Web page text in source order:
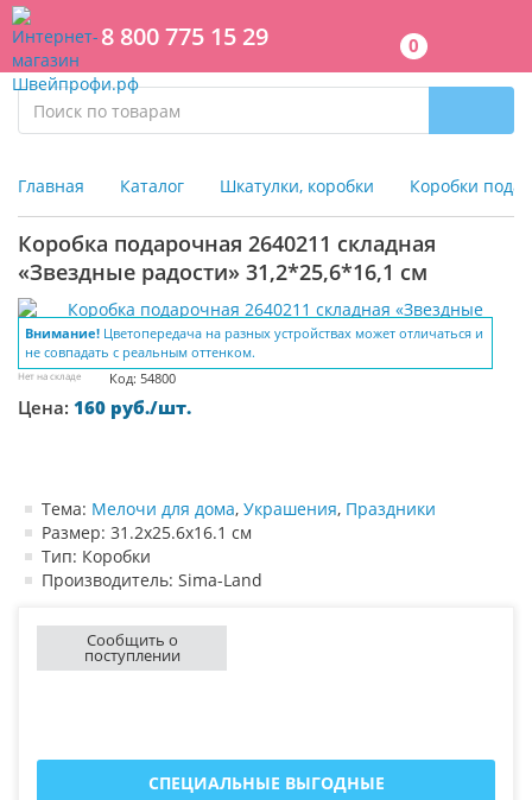
8 800 775 15 29 0
Главная Каталог Шкатулки, коробки Коробки
Коробка подарочная 2640211 складная
«Звездные радости» 31,2*25,6*16,1 см
Внимание! Цветопередача на разных устройствах может отличаться и
не совпадать с реальным оттенком.
Нет на складе Код: 54800
Цена: 160 руб./шт.
Тема: Мелочи для дома, Украшения, Праздники
Размер: 31.2х25.6х16.1 см
Тип: Коробки
Производитель: Sima-Land
Сообщить о
поступлении
СПЕЦИАЛЬНЫЕ ВЫГОДНЫЕ